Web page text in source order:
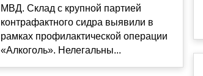
МВД. Склад с крупной партией
контрафактного сидра выявили в
рамках профилактической операции
«Алкоголь». Нелегальны...